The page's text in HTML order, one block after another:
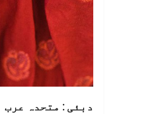
دبئی : متحدہ عرب